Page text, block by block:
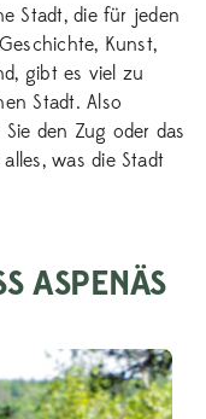
Stadt, die für jeden
Kunst,
gibt es viel zu
Stadt. Also
den Zug oder das
was die Stadt
ASPENÄS